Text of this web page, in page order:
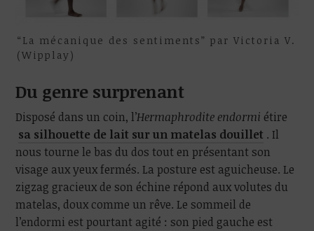
“La mécanique des sentiments” par Victoria V.
(Wipplay)
Du genre surprenant
Disposé dans un coin, l’Hermaphrodite endormi étire
sa silhouette de lait sur un matelas douillet . Il
nous tourne le bas du dos tout en présentant son
visage aux yeux fermés. La posture est aguicheuse. Le
zigzag gracieux de son échine répond aux volutes du
matelas, doux comme un rêve. Le sommeil de
l’endormi est pourtant agité : son pied gauche est